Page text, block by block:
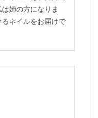
姉の方になりま
ネイルをお届けで